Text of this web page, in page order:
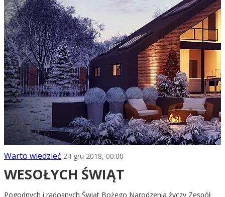
Warto wiedzieć 24 gru 2018, 00:00
WESOŁYCH ŚWIĄT
Pogodnych i radosnych Świąt Bożego Narodzenia życzy Zespół